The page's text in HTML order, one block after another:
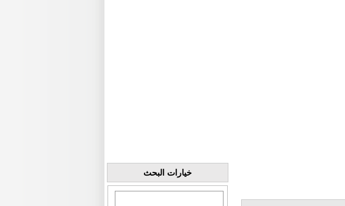
خيارات البحث